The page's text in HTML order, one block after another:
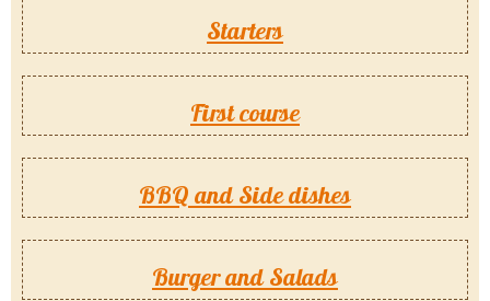
Starters
First course
BBQ and Side dishes
Burger and Salads